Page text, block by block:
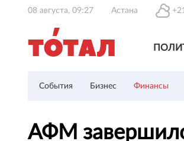
08 августа, 09:27 Астана
События Бизнес Финансы
АФМ